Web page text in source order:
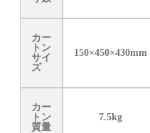
カー
トン
サイ
ズ
150×450×430mm
カー
トン
質量
7.5kg